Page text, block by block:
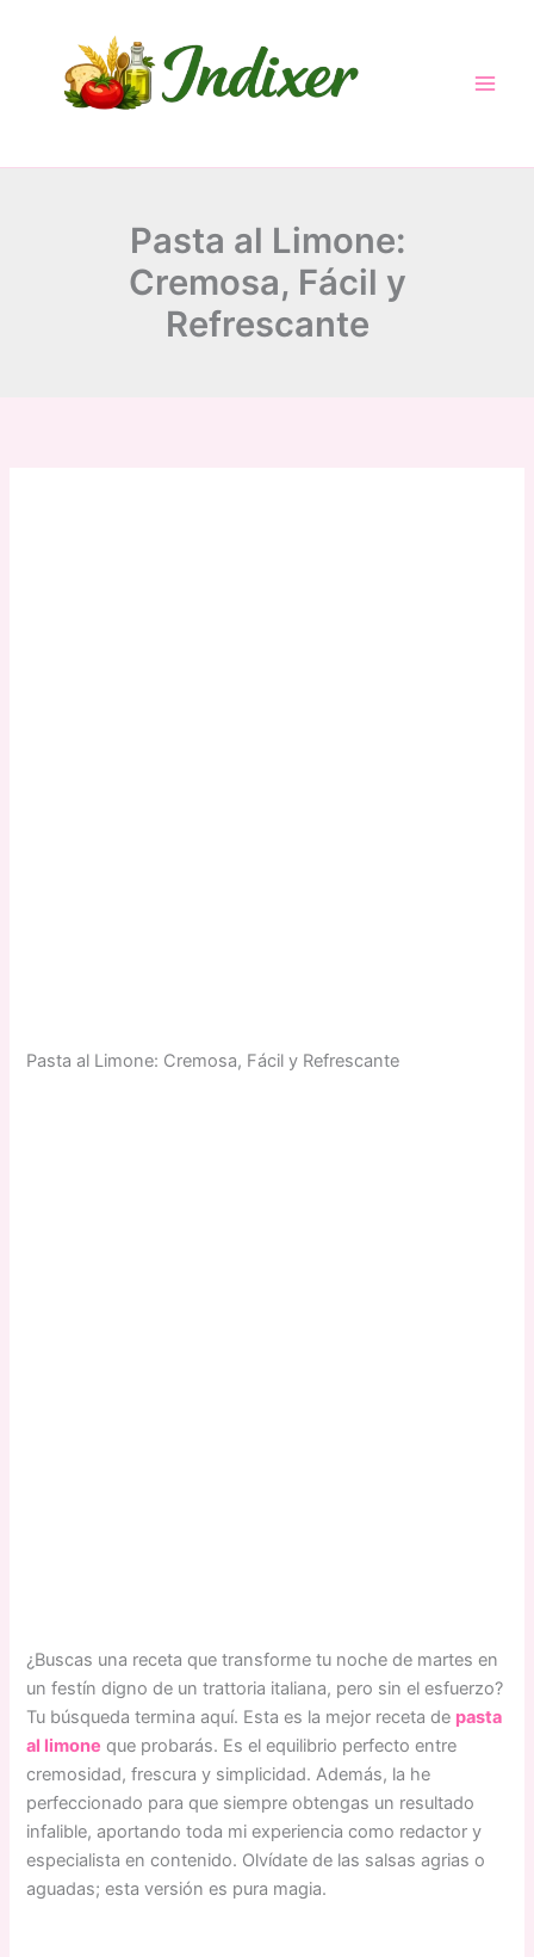
Pasta al Limone:
Cremosa, Fácil y
Refrescante
Pasta al Limone: Cremosa, Fácil y Refrescante
¿Buscas una receta que transforme tu noche de martes en
un festín digno de un trattoria italiana, pero sin el esfuerzo?
Tu búsqueda termina aquí. Esta es la mejor receta de pasta
al limone que probarás. Es el equilibrio perfecto entre
cremosidad, frescura y simplicidad. Además, la he
perfeccionado para que siempre obtengas un resultado
infalible, aportando toda mi experiencia como redactor y
especialista en contenido. Olvídate de las salsas agrias o
aguadas; esta versión es pura magia.